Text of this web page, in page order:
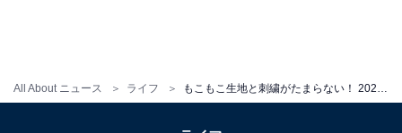
All About ニュース ライフ
※掲載されている情報は記事公開時のものです。あらか